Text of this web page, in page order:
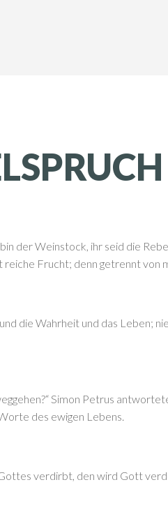
der Weinstock, ihr seid die
reiche Frucht; denn getrennt von
die Wahrheit und das Leben;
Simon Petrus
des ewigen Lebens.
verdirbt, den wird Gott